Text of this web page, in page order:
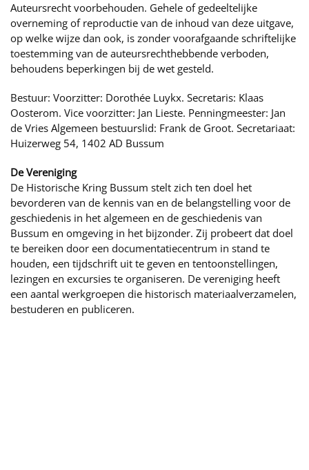
Auteursrecht voorbehouden. Gehele of gedeeltelijke
overneming of reproductie van de inhoud van deze uitgave,
op welke wijze dan ook, is zonder voorafgaande schriftelijke
toestemming van de auteursrechthebbende verboden,
behoudens beperkingen bij de wet gesteld.
Bestuur: Voorzitter: Dorothée Luykx. Secretaris: Klaas
Oosterom. Vice voorzitter: Jan Lieste. Penningmeester: Jan
de Vries Algemeen bestuurslid: Frank de Groot. Secretariaat:
Huizerweg 54, 1402 AD Bussum
De Vereniging
De Historische Kring Bussum stelt zich ten doel het
bevorderen van de kennis van en de belangstelling voor de
geschiedenis in het algemeen en de geschiedenis van
Bussum en omgeving in het bijzonder. Zij probeert dat doel
te bereiken door een documentatiecentrum in stand te
houden, een tijdschrift uit te geven en tentoonstellingen,
lezingen en excursies te organiseren. De vereniging heeft
een aantal werkgroepen die historisch materiaalverzamelen,
bestuderen en publiceren.